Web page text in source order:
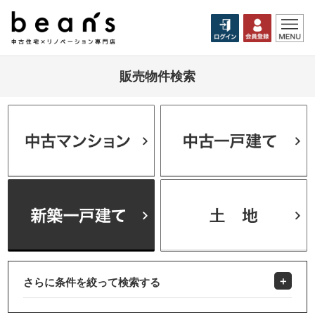
販売物件検索
さらに条件を絞って検索する